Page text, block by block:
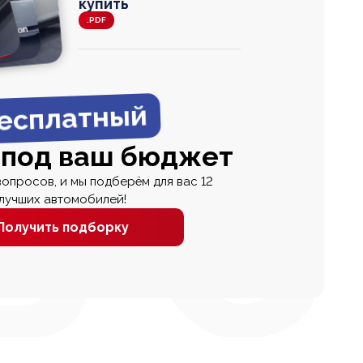
000
купить
.PDF
ваш бюджет
и мы подберём для вас 12
автомобилей!
подборку